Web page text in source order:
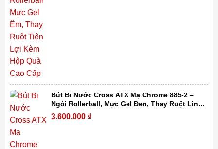
Bút Bi Nước Cross ATX Mạ Chrome 885-2 –
Ngòi Rollerball, Mực Gel Đen, Thay Ruột Linh
Hoạt Kèm Hộp Quà Cao Cấp
3.600.000 ₫